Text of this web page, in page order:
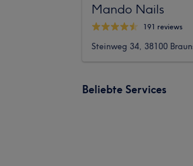
Mando Nails
191 reviews
Steinweg 34, 38100
Beliebte Services